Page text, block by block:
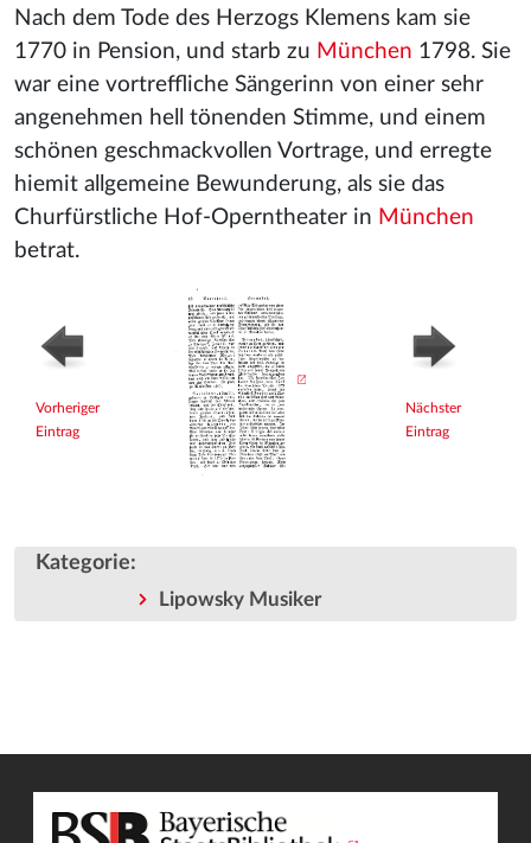
Nach dem Tode des Herzogs Klemens kam sie
1770 in Pension, und starb zu München 1798. Sie
war eine vortreffliche Sängerinn von einer sehr
angenehmen hell tönenden Stimme, und einem
schönen geschmackvollen Vortrage, und erregte
hiemit allgemeine Bewunderung, als sie das
Churfürstliche Hof-Operntheater in München
betrat.
Vorheriger
Eintrag
Nächster
Eintrag
Kategorie:
Lipowsky Musiker